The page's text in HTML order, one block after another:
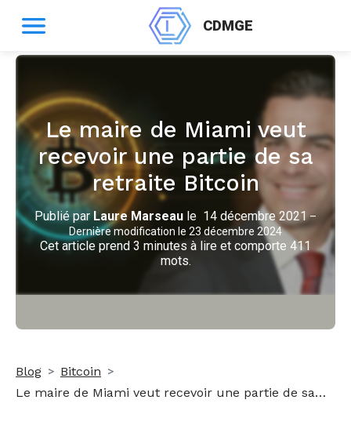
CDMGE
Le maire de Miami veut
recevoir une partie de sa
retraite Bitcoin
Publié par Laure Marseau le 14 décembre 2021–
Dernière modification le 23 décembre 2024
Cet article prend 3 minutes à lire et comporte 411
mots.
Blog
Bitcoin
Le maire de Miami veut recevoir une partie de sa retraite Bitcoin